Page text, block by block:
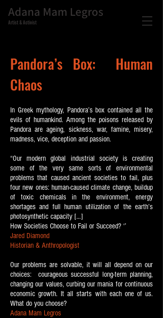
Adana Mam Legros
Artist & Activist
Pandora’s Box: Human
Chaos
In Greek mythology, Pandora’s box contained all the
evils of humankind. Among the poisons released by
Pandora are ageing, sickness, war, famine, misery,
madness, vice, deception and passion.
“Our modern global industrial society is creating
some of the very same sorts of environmental
problems that caused ancient societies to fail, plus
four new ones: human-caused climate change, buildup
of toxic chemicals in the environment, energy
shortages and full human utilization of the earth’s
photosynthetic capacity […]
How Societies Choose to Fail or Succeed? ‘’
Jared Diamond
Historian & Anthropologist
Our problems are solvable, it will all depend on our
choices: courageous successful long-term planning,
changing our values, curbing our mania for continuous
economic growth. It all starts with each one of us.
What do you choose?
Adana Mam Legros